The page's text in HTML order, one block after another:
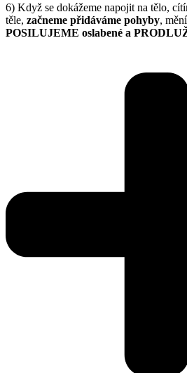
6) Když se dokážeme napojit na tělo,
těle, začneme přidáváme pohyby,
POSILUJEME oslabené a